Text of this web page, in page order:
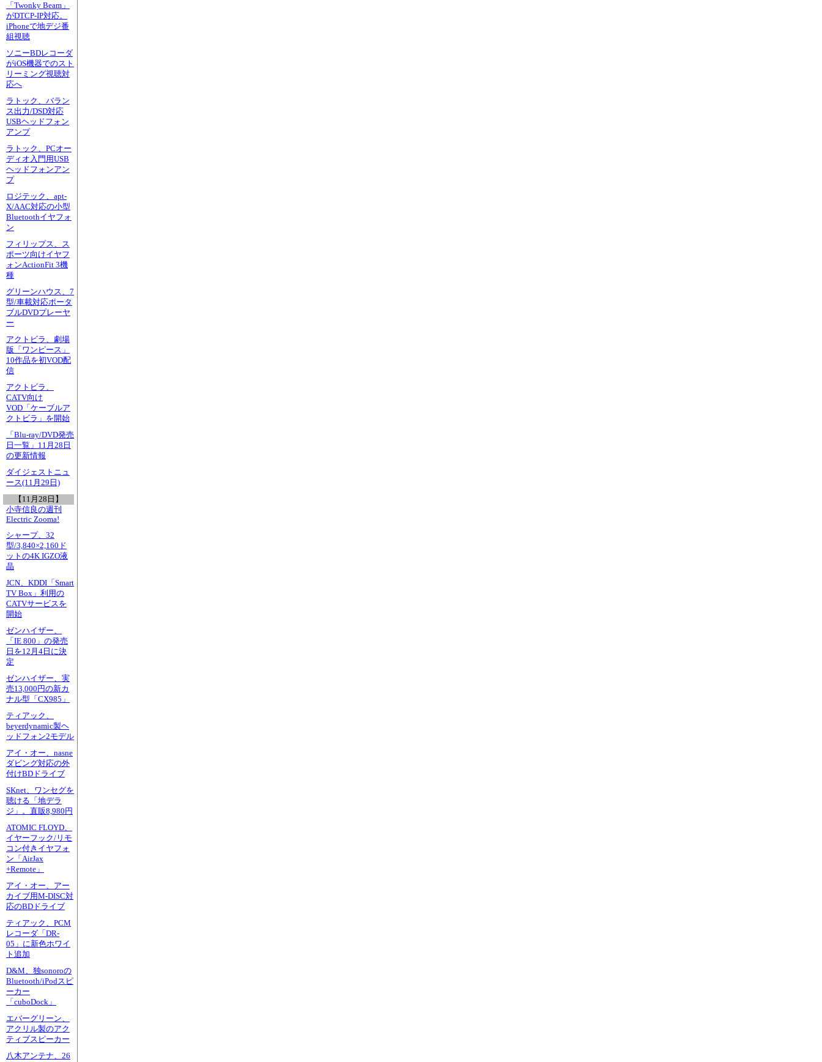
「Twonky Beam」
がDTCP-IP対応。
iPhoneで地デジ番
組視聴
ソニーBDレコーダ
がiOS機器でのスト
リーミング視聴対
応へ
ラトック、バラン
ス出力/DSD対応
USBヘッドフォン
アンプ
ラトック、PCオー
ディオ入門用USB
ヘッドフォンアン
プ
ロジテック、apt-
X/AAC対応の小型
Bluetoothイヤフォ
ン
フィリップス、ス
ポーツ向けイヤフ
ォンActionFit 3機
種
グリーンハウス、7
型/車載対応ポータ
ブルDVDプレーヤ
ー
アクトビラ、劇場
版「ワンピース」
10作品を初VOD配
信
アクトビラ、
CATV向け
VOD「ケーブルア
クトビラ」を開始
「Blu-ray/DVD発売
日一覧」11月28日
の更新情報
ダイジェストニュ
ース(11月29日)
【11月28日】
小寺信良の週刊
Electric Zooma!
シャープ、32
型/3,840×2,160ド
ットの4K IGZO液
晶
JCN、KDDI「Smart
TV Box」利用の
CATVサービスを
開始
ゼンハイザー、
「IE 800」の発売
日を12月4日に決
定
ゼンハイザー、実
売13,000円の新カ
ナル型「CX985」
ティアック、
beyerdynamic製ヘ
ッドフォン2モデル
アイ・オー、nasne
ダビング対応の外
付けBDドライブ
SKnet、ワンセグを
聴ける「地デラ
ジ」。直販8,980円
ATOMIC FLOYD、
イヤーフック/リモ
コン付きイヤフォ
ン「AirJax
+Remote」
アイ・オー、アー
カイブ用M-DISC対
応のBDドライブ
ティアック、PCM
レコーダ「DR-
05」に新色ホワイ
ト追加
D&M、独sonoroの
Bluetooth/iPodスピ
ーカー
「cuboDock」
エバーグリーン、
アクリル製のアク
ティブスピーカー
八木アンテナ、26